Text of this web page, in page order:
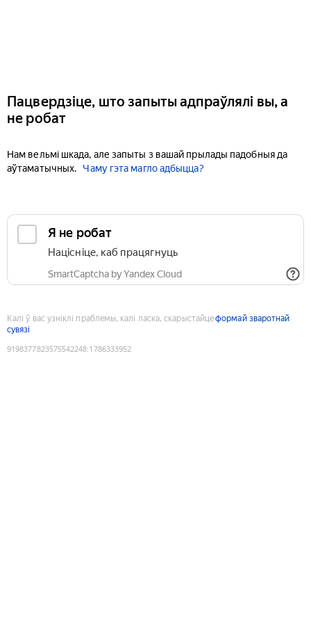
Пацвердзіце, што запыты адпраўлялі вы, а
не робат
Нам вельмі шкада, але запыты з вашай прылады падобныя да
аўтаматычных.
Чаму гэта магло адбыцца?
Я не робат
Націсніце, каб працягнуць
SmartCaptcha by Yandex Cloud
Калі ў вас узніклі праблемы, калі ласка, скарыстайцеформай зваротнай
сувязі
9198377823575542248:1786333952